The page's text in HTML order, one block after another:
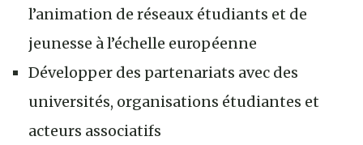
l’animation de réseaux étudiants et de
jeunesse à l’échelle européenne
Développer des partenariats avec des
universités, organisations étudiantes et
acteurs associatifs